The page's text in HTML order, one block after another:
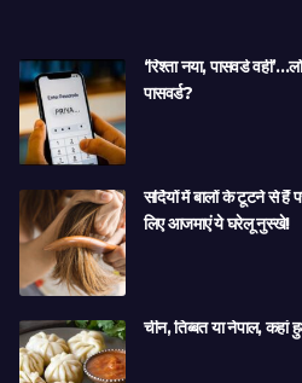
‘रिश्ता नया, पासवर्ड
पासवर्ड?
सर्दियों में बालों के टूटने से
लिए आजमाएं ये घरेलू नुस्खे!
चीन, तिब्बत या नेपाल,